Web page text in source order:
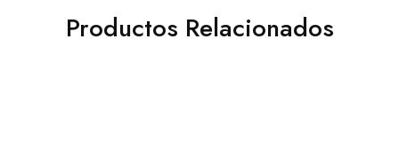
Productos Relacionados